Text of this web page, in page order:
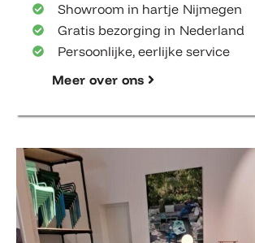
Showroom in hartje Nijmegen
Gratis bezorging in Nederland
Persoonlijke, eerlijke service
Meer over ons